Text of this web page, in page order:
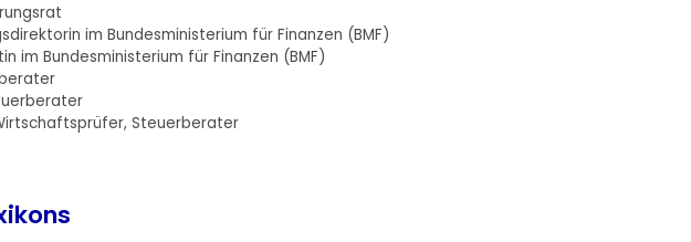
im Bundesministerium für Finanzen (BMF)
im Bundesministerium für Finanzen (BMF)
Steuerberater